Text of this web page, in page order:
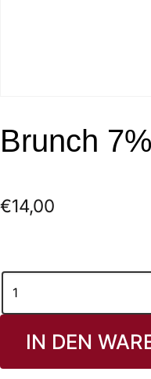
Brunch
€14,00
IN DEN